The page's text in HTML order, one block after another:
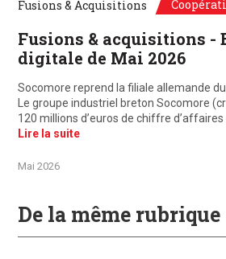
Fusions & Acquisitions
Fusions & acquisitions -
digitale de Mai 2026
Socomore reprend la filiale allemande
Le groupe industriel breton Socomore
120 millions d’euros de chiffre d’affaires
Lire la suite
Mai 2026
De la même rubrique